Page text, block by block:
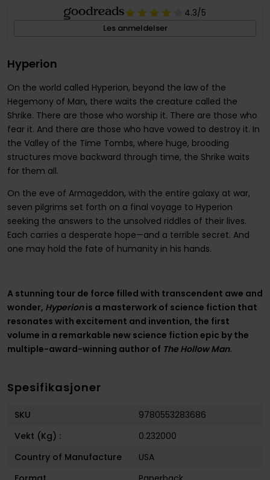
4.3/5
Les anmeldelser
Hyperion
On the world called Hyperion, beyond the law of the
Hegemony of Man, there waits the creature called the
Shrike. There are those who worship it. There are those who
fear it. And there are those who have vowed to destroy it. In
the Valley of the Time Tombs, where huge, brooding
structures move backward through time, the Shrike waits
for them all.
On the eve of Armageddon, with the entire galaxy at war,
seven pilgrims set forth on a final voyage to Hyperion
seeking the answers to the unsolved riddles of their lives.
Each carries a desperate hope—and a terrible secret. And
one may hold the fate of humanity in his hands.
A stunning tour de force filled with transcendent awe and
wonder, Hyperionis a masterwork of science fiction that
resonates with excitement and invention, the first
volume in a remarkable new science fiction epic by the
multiple-award-winning author of The Hollow Man.
Spesifikasjoner
SKU
9780553283686
Vekt (Kg) :
0.232000
Country of Manufacture
USA